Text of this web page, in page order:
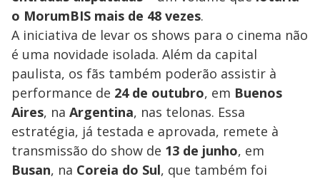
o MorumBIS mais de 48 vezes.
A iniciativa de levar os shows para o cinema não
é uma novidade isolada. Além da capital
paulista, os fãs também poderão assistir à
performance de 24 de outubro, em Buenos
Aires, na Argentina, nas telonas. Essa
estratégia, já testada e aprovada, remete à
transmissão do show de 13 de junho, em
Busan, na Coreia do Sul, que também foi